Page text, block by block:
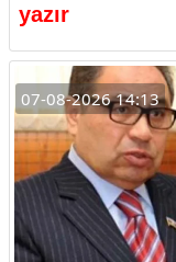
yazır
07-08-2026 14:13